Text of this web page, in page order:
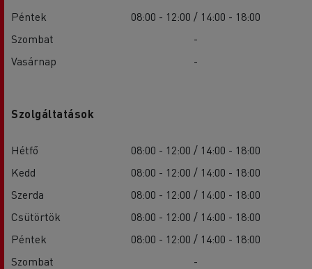
Péntek
08:00 - 12:00 / 14:00 - 18:00
Szombat
-
Vasárnap
-
Szolgáltatások
Hétfő
08:00 - 12:00 / 14:00 - 18:00
Kedd
08:00 - 12:00 / 14:00 - 18:00
Szerda
08:00 - 12:00 / 14:00 - 18:00
Csütörtök
08:00 - 12:00 / 14:00 - 18:00
Péntek
08:00 - 12:00 / 14:00 - 18:00
Szombat
-